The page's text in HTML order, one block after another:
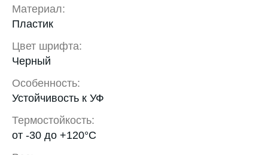
Материал:
Пластик
Цвет шрифта:
Черный
Особенность:
Устойчивость к УФ
Термостойкость:
от -30 до +120°С